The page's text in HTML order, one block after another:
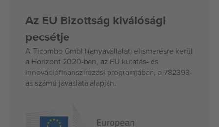
Az EU Bizottság kiválósági
pecsétje
A Ticombo GmbH (anyavállalat) elismerésre kerül
a Horizont 2020-ban, az EU kutatás- és
innovációfinanszírozási programjában, a 782393-
as számú javaslata alapján.